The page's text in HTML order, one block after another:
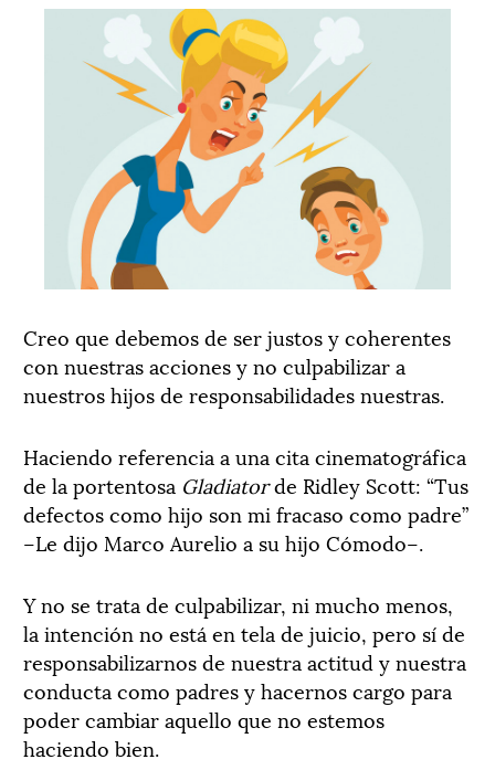
Creo que debemos de ser justos y coherentes
con nuestras acciones y no culpabilizar a
nuestros hijos de responsabilidades nuestras.
Haciendo referencia a una cita cinematográfica
de la portentosa Gladiatorde Ridley Scott: “Tus
defectos como hijo son mi fracaso como padre”
–Le dijo Marco Aurelio a su hijo Cómodo–.
Y no se trata de culpabilizar, ni mucho menos,
la intención no está en tela de juicio, pero sí de
responsabilizarnos de nuestra actitud y nuestra
conducta como padres y hacernos cargo para
poder cambiar aquello que no estemos
haciendo bien.